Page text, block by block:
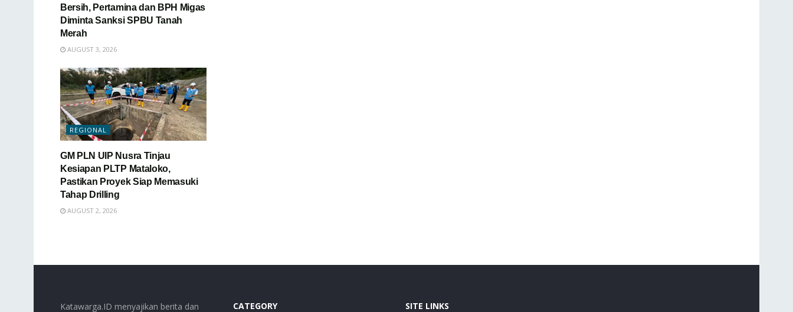
Bersih, Pertamina dan BPH Migas
Diminta Sanksi SPBU Tanah
Merah
AUGUST 3, 2026
REGIONAL
GM PLN UIP Nusra Tinjau
Kesiapan PLTP Mataloko,
Pastikan Proyek Siap Memasuki
Tahap Drilling
AUGUST 2, 2026
Katawarga.ID menyajikan berita dan CATEGORY SITE LINKS